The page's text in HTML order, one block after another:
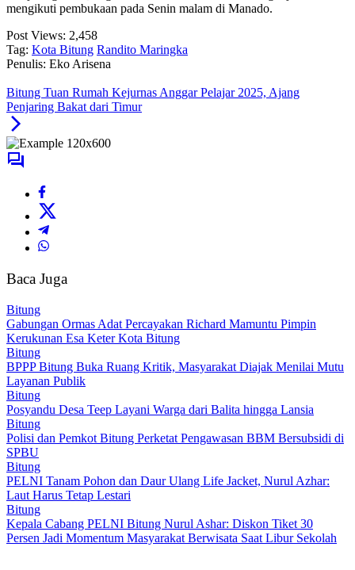
mengikuti pembukaan pada Senin malam di Manado.
Post Views: 2,458
Tag: Kota Bitung Randito Maringka
Penulis: Eko Arisena
Bitung Tuan Rumah Kejurnas Anggar Pelajar 2025, Ajang
Penjaring Bakat dari Timur
Baca Juga
Bitung
Gabungan Ormas Adat Percayakan Richard Mamuntu Pimpin
Kerukunan Esa Keter Kota Bitung
Bitung
BPPP Bitung Buka Ruang Kritik, Masyarakat Diajak Menilai Mutu
Layanan Publik
Bitung
Posyandu Desa Teep Layani Warga dari Balita hingga Lansia
Bitung
Polisi dan Pemkot Bitung Perketat Pengawasan BBM Bersubsidi di
SPBU
Bitung
PELNI Tanam Pohon dan Daur Ulang Life Jacket, Nurul Azhar:
Laut Harus Tetap Lestari
Bitung
Kepala Cabang PELNI Bitung Nurul Ashar: Diskon Tiket 30
Persen Jadi Momentum Masyarakat Berwisata Saat Libur Sekolah